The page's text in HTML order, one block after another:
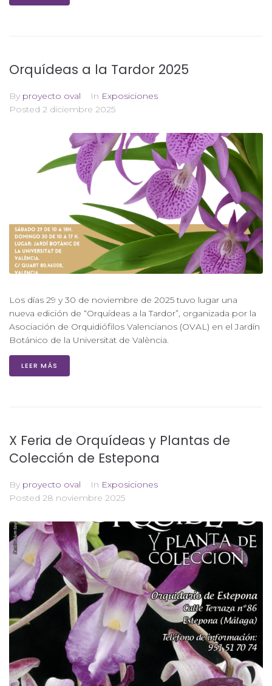
Orquídeas a la Tardor 2025
By proyecto oval In Exposiciones
Posted 2 diciembre 2025
Los días 29 y 30 de noviembre de 2025 tuvo lugar una
nueva edición de “Orquídeas a la Tardor”, organizada por la
Asociación de Orquidiófilos Valencianos (OVAL) en el Jardín
Botánico de la Universitat de València.
LEER MÁS
X Feria de Orquídeas y Plantas de
Colección de Estepona
By proyecto oval In Exposiciones
Posted 28 noviembre 2025